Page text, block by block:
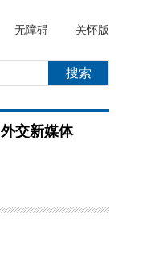
无障碍 关怀版
外交新媒体